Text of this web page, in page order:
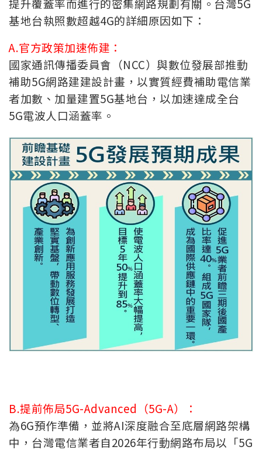
基地台執照數超越4G的詳細原因如下：
A.官方政策加速佈建：
國家通訊傳播委員會（NCC）與數位發展部推動
補助5G網路建建設計畫，以實質經費補助電信業
者加數、加量建置5G基地台，以加速達成全台
5G電波人口涵蓋率。
B.提前佈局5G-Advanced（5G-A）：
為6G預作準備，並將AI深度融合至底層網路架構
中，台灣電信業者自2026年行動網路布局以「5G